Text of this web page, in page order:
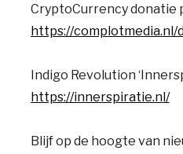
CryptoCurrency donatie
https://complotmedia.nl/
Indigo Revolution
https://innerspiratie.nl/
Blijf op de hoogte van